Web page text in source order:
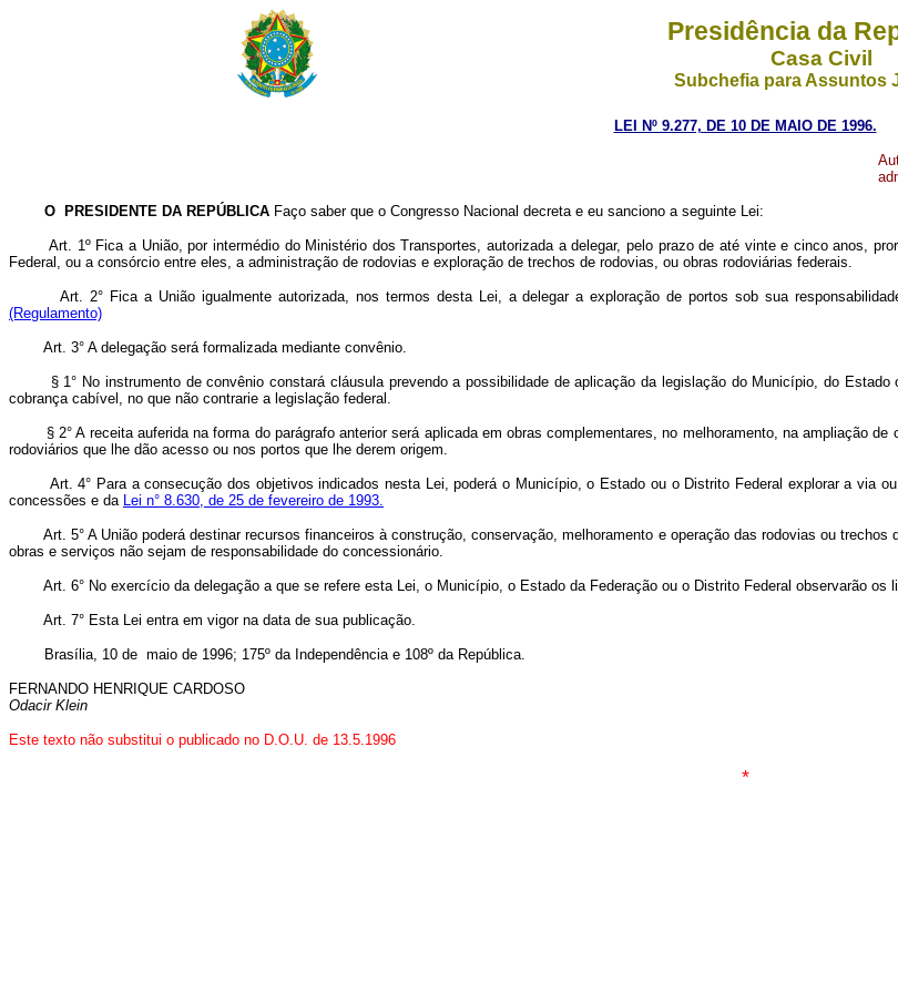
Presidência da
Casa Civil
Subchefia para Assuntos
LEI Nº 9.277, DE 10 DE MAIO DE 1996.
O PRESIDENTE DA REPÚBLICA Faço saber que o Congresso Nacional decreta e eu sanciono a seguinte Lei:
Art. 1º Fica a União, por intermédio do Ministério dos Transportes, autorizada a delegar, pelo prazo de até vinte e cinco anos,
Federal, ou a consórcio entre eles, a administração de rodovias e exploração de trechos de rodovias, ou obras rodoviárias federais.
Art. 2° Fica a União igualmente autorizada, nos termos desta Lei, a delegar a exploração de portos sob sua
(Regulamento)
Art. 3° A delegação será formalizada mediante convênio.
§ 1° No instrumento de convênio constará cláusula prevendo a possibilidade de aplicação da legislação do Município, do Estado
cobrança cabível, no que não contrarie a legislação federal.
§ 2° A receita auferida na forma do parágrafo anterior será aplicada em obras complementares, no melhoramento, na ampliação de
rodoviários que lhe dão acesso ou nos portos que lhe derem origem.
Art. 4° Para a consecução dos objetivos indicados nesta Lei, poderá o Município, o Estado ou o Distrito Federal explorar a via
concessões e da Lei n° 8.630, de 25 de fevereiro de 1993.
Art. 5° A União poderá destinar recursos financeiros à construção, conservação, melhoramento e operação das rodovias ou
obras e serviços não sejam de responsabilidade do concessionário.
Art. 6° No exercício da delegação a que se refere esta Lei, o Município, o Estado da Federação ou o Distrito Federal observarão os
Art. 7° Esta Lei entra em vigor na data de sua publicação.
Brasília, 10 de maio de 1996; 175º da Independência e 108º da República.
FERNANDO HENRIQUE CARDOSO
Odacir Klein
Este texto não substitui o publicado no D.O.U. de 13.5.1996
*